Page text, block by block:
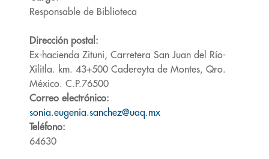
Responsable de Biblioteca
Dirección postal:
Ex-hacienda Zituni, Carretera San Juan del Río-
Xilitla. km. 43+500 Cadereyta de Montes, Qro.
México. C.P.76500
Correo electrónico:
sonia.eugenia.sanchez@uaq.mx
Teléfono:
64630